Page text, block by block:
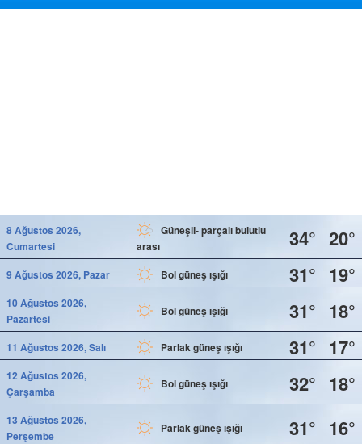
8 Ağustos 2026,
Cumartesi
Güneşli- parçalı bulutlu
arası
34° 20°
9 Ağustos 2026, Pazar Bol güneş ışığı 31° 19°
10 Ağustos 2026,
Pazartesi
Bol güneş ışığı 31° 18°
11 Ağustos 2026, Salı Parlak güneş ışığı 31° 17°
12 Ağustos 2026,
Çarşamba
Bol güneş ışığı 32° 18°
13 Ağustos 2026,
Perşembe
Parlak güneş ışığı 31° 16°